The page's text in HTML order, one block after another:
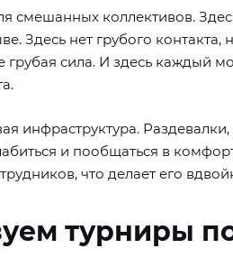
смешанных коллективов.
Здесь нет грубого
грубая сила. И здесь каждый
инфраструктура.
и пообщаться в
что делает его
турниры